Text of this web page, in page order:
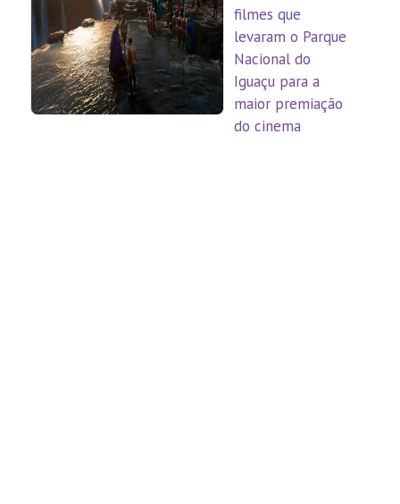
filmes que
levaram o Parque
Nacional do
Iguaçu para a
maior premiação
do cinema